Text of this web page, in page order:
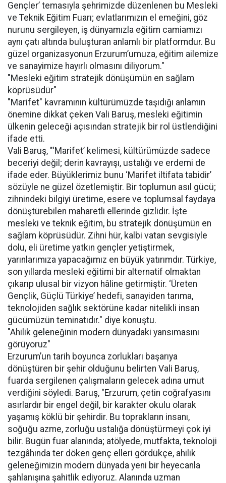
Gençler’ temasıyla şehrimizde düzenlenen bu Mesleki
ve Teknik Eğitim Fuarı; evlatlarımızın el emeğini, göz
nurunu sergileyen, iş dünyamızla eğitim camiamızı
aynı çatı altında buluşturan anlamlı bir platformdur. Bu
güzel organizasyonun Erzurum’umuza, eğitim ailemize
ve sanayimize hayırlı olmasını diliyorum."
"Mesleki eğitim stratejik dönüşümün en sağlam
köprüsüdür"
"Marifet" kavramının kültürümüzde taşıdığı anlamın
önemine dikkat çeken Vali Baruş, mesleki eğitimin
ülkenin geleceği açısından stratejik bir rol üstlendiğini
ifade etti.
Vali Baruş, "‘Marifet’ kelimesi, kültürümüzde sadece
beceriyi değil; derin kavrayışı, ustalığı ve erdemi de
ifade eder. Büyüklerimiz bunu ‘Marifet iltifata tabidir’
sözüyle ne güzel özetlemiştir. Bir toplumun asıl gücü;
zihnindeki bilgiyi üretime, esere ve toplumsal faydaya
dönüştürebilen maharetli ellerinde gizlidir. İşte
mesleki ve teknik eğitim, bu stratejik dönüşümün en
sağlam köprüsüdür. Zihni hür, kalbi vatan sevgisiyle
dolu, eli üretime yatkın gençler yetiştirmek,
yarınlarımıza yapacağımız en büyük yatırımdır. Türkiye,
son yıllarda mesleki eğitimi bir alternatif olmaktan
çıkarıp ulusal bir vizyon hâline getirmiştir. ‘Üreten
Gençlik, Güçlü Türkiye’ hedefi, sanayiden tarıma,
teknolojiden sağlık sektörüne kadar nitelikli insan
gücümüzün teminatıdır." diye konuştu.
"Ahilik geleneğinin modern dünyadaki yansımasını
görüyoruz"
Erzurum’un tarih boyunca zorlukları başarıya
dönüştüren bir şehir olduğunu belirten Vali Baruş,
fuarda sergilenen çalışmaların gelecek adına umut
verdiğini söyledi. Baruş, "Erzurum, çetin coğrafyasını
asırlardır bir engel değil, bir karakter okulu olarak
yaşamış köklü bir şehirdir. Bu toprakların insanı,
soğuğu azme, zorluğu ustalığa dönüştürmeyi çok iyi
bilir. Bugün fuar alanında; atölyede, mutfakta, teknoloji
tezgâhında ter döken genç elleri gördükçe, ahilik
geleneğimizin modern dünyada yeni bir heyecanla
şahlanışına şahitlik ediyoruz. Alanında uzman